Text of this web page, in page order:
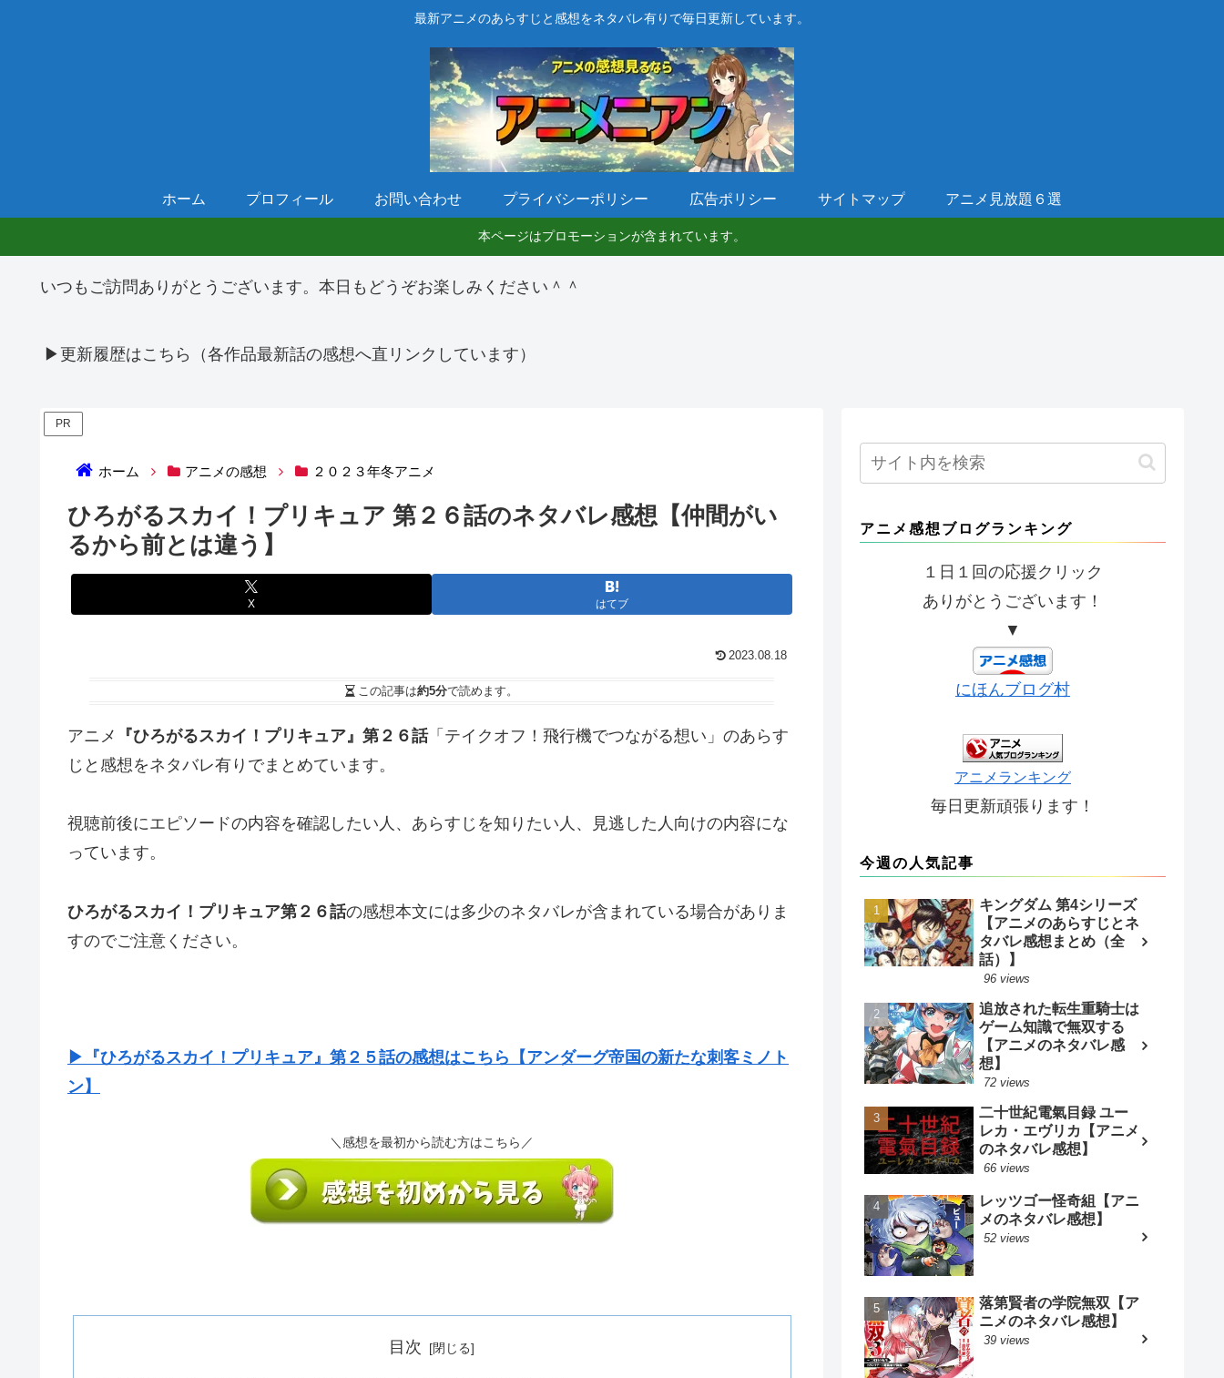
最新アニメのあらすじと感想をネタバレ有りで毎日更新しています。
ホーム プロフィール お問い合わせ プライバシーポリシー 広告ポリシー サイトマップ アニメ見放題６選
本ページはプロモーションが含まれています。
いつもご訪問ありがとうございます。本日もどうぞお楽しみください＾＾
▶更新履歴はこちら（各作品最新話の感想へ直リンクしています）
PR
ホーム アニメの感想 ２０２３年冬アニメ
ひろがるスカイ！プリキュア 第２６話のネタバレ感想【仲間がい
るから前とは違う】
X はてブ
2023.08.18
この記事は約5分で読めます。
アニメ 『ひろがるスカイ！プリキュア』第２６話「テイクオフ！飛行機でつながる想い」のあらす
じと感想をネタバレ有りでまとめています。
視聴前後にエピソードの内容を確認したい人、あらすじを知りたい人、見逃した人向けの内容にな
っています。
ひろがるスカイ！プリキュア第２６話の感想本文には多少のネタバレが含まれている場合がありま
すのでご注意ください。
▶『ひろがるスカイ！プリキュア』第２５話の感想はこちら【アンダーグ帝国の新たな刺客ミノト
ン】
＼感想を最初から読む方はこちら／
目次
アニメ感想ブログランキング
１日１回の応援クリック
ありがとうございます！
▼
にほんブログ村
アニメランキング
毎日更新頑張ります！
今週の人気記事
キングダム 第4シリーズ
【アニメのあらすじとネ
タバレ感想まとめ（全
話）】
96 views
追放された転生重騎士は
ゲーム知識で無双する
【アニメのネタバレ感
想】
72 views
二十世紀電氣目録 ユー
レカ・エヴリカ【アニメ
のネタバレ感想】
66 views
レッツゴー怪奇組【アニ
メのネタバレ感想】
52 views
落第賢者の学院無双【ア
ニメのネタバレ感想】
39 views